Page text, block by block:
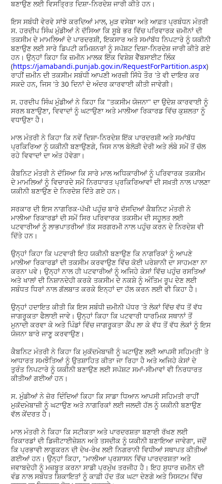
ਬਣਾਉਣ ਲਈ ਵਿਸਤ੍ਰਿਤ ਦਿਸ਼ਾ-ਨਿਰਦੇਸ਼ ਜਾਰੀ ਕੀਤੇ ਹਨ।
ਇਸ ਸਬੰਧੀ ਵੇਰਵੇ ਸਾਂਝੇ ਕਰਦਿਆਂ ਮਾਲ, ਮੁੜ ਵਸੇਬਾ ਅਤੇ ਆਫ਼ਤ ਪ੍ਰਬੰਧਨ ਮੰਤਰੀ
ਸ. ਹਰਦੀਪ ਸਿੰਘ ਮੁੰਡੀਆਂ ਨੇ ਦੱਸਿਆ ਕਿ ਸੂਬੇ ਭਰ ਵਿੱਚ ਪਰਿਵਾਰਕ ਜ਼ਮੀਨਾਂ ਦੀ
ਤਕਸੀਮ ਦੇ ਮਾਮਲਿਆਂ ਦੇ ਪਾਰਦਰਸ਼ੀ, ਇਕਸਾਰ ਅਤੇ ਸਮਾਂਬੱਧ ਨਿਪਟਾਰੇ ਨੂੰ ਯਕੀਨੀ
ਬਣਾਉਣ ਲਈ ਸਾਰੇ ਡਿਪਟੀ ਕਮਿਸ਼ਨਰਾਂ ਨੂੰ ਸਪੱਸ਼ਟ ਦਿਸ਼ਾ-ਨਿਰਦੇਸ਼ ਜਾਰੀ ਕੀਤੇ ਗਏ
ਹਨ। ਉਨ੍ਹਾਂ ਕਿਹਾ ਕਿ ਜ਼ਮੀਨ ਮਾਲਕ ਇੱਕ ਵਿਸ਼ੇਸ਼ ਵੈੱਬਸਾਈਟ ਲਿੰਕ
(https://jamabandi.punjab.gov.in/RequestForPartition.aspx)
ਰਾਹੀਂ ਜ਼ਮੀਨ ਦੀ ਤਕਸੀਮ ਸਬੰਧੀ ਆਪਣੀ ਅਰਜ਼ੀ ਸਿੱਧੇ ਤੌਰ 'ਤੇ ਵੀ ਦਾਇਰ ਕਰ
ਸਕਦੇ ਹਨ, ਜਿਸ 'ਤੇ 30 ਦਿਨਾਂ ਦੇ ਅੰਦਰ ਕਾਰਵਾਈ ਕੀਤੀ ਜਾਵੇਗੀ।
ਸ. ਹਰਦੀਪ ਸਿੰਘ ਮੁੰਡੀਆਂ ਨੇ ਕਿਹਾ ਕਿ "ਤਕਸੀਮ ਯੋਜਨਾ" ਦਾ ਉਦੇਸ਼ ਕਾਰਵਾਈ ਨੂੰ
ਸਰਲ ਬਣਾਉਣਾ, ਵਿਵਾਦਾਂ ਨੂੰ ਘਟਾਉਣਾ ਅਤੇ ਮਾਲੀਆ ਰਿਕਾਰਡ ਵਿੱਚ ਕੁਸ਼ਲਤਾ ਨੂੰ
ਵਧਾਉਣਾ ਹੈ।
ਮਾਲ ਮੰਤਰੀ ਨੇ ਕਿਹਾ ਕਿ ਨਵੇਂ ਦਿਸ਼ਾ-ਨਿਰਦੇਸ਼ ਇੱਕ ਪਾਰਦਰਸ਼ੀ ਅਤੇ ਸਮਾਂਬੱਧ
ਪ੍ਰਕਿਰਿਆ ਨੂੰ ਯਕੀਨੀ ਬਣਾਉਣਗੇ, ਜਿਸ ਨਾਲ ਬੇਲੋੜੀ ਦੇਰੀ ਅਤੇ ਲੰਬੇ ਸਮੇਂ ਤੋਂ ਚੱਲ
ਰਹੇ ਵਿਵਾਦਾਂ ਦਾ ਅੰਤ ਹੋਵੇਗਾ।
ਕੈਬਨਿਟ ਮੰਤਰੀ ਨੇ ਦੱਸਿਆ ਕਿ ਸਾਰੇ ਮਾਲ ਅਧਿਕਾਰੀਆਂ ਨੂੰ ਪਰਿਵਾਰਕ ਤਕਸੀਮ
ਦੇ ਮਾਮਲਿਆਂ ਨੂੰ ਵਿਚਾਰਦੇ ਸਮੇਂ ਨਿਰਧਾਰਤ ਪ੍ਰਕਿਰਿਆਵਾਂ ਦੀ ਸਖ਼ਤੀ ਨਾਲ ਪਾਲਣਾ
ਯਕੀਨੀ ਬਣਾਉਣ ਦੇ ਨਿਰਦੇਸ਼ ਦਿੱਤੇ ਗਏ ਹਨ।
ਸਰਕਾਰ ਦੀ ਇਸ ਨਾਗਰਿਕ-ਪੱਖੀ ਪਹੁੰਚ ਬਾਰੇ ਦੱਸਦਿਆਂ ਕੈਬਨਿਟ ਮੰਤਰੀ ਨੇ
ਮਾਲੀਆ ਰਿਕਾਰਡਾਂ ਦੀ ਸਮੇਂ ਸਿਰ ਪਰਿਵਾਰਕ ਤਕਸੀਮ ਦੀ ਸਹੂਲਤ ਲਈ
ਪਟਵਾਰੀਆਂ ਨੂੰ ਲਾਭਪਾਤਰੀਆਂ ਤੱਕ ਸਰਗਰਮੀ ਨਾਲ ਪਹੁੰਚ ਕਰਨ ਦੇ ਨਿਰਦੇਸ਼ ਵੀ
ਦਿੱਤੇ ਹਨ।
ਉਨ੍ਹਾਂ ਕਿਹਾ ਕਿ ਪਟਵਾਰੀ ਇਹ ਯਕੀਨੀ ਬਣਾਉਣ ਕਿ ਨਾਗਰਿਕਾਂ ਨੂੰ ਆਪਣੇ
ਮਾਲੀਆ ਰਿਕਾਰਡਾਂ ਦੀ ਤਕਸੀਮ ਕਰਵਾਉਣ ਵਿੱਚ ਕੋਈ ਪਰੇਸ਼ਾਨੀ ਦਾ ਸਾਹਮਣਾ ਨਾ
ਕਰਨਾ ਪਵੇ। ਉਨ੍ਹਾਂ ਨਾਲ ਹੀ ਪਟਵਾਰੀਆਂ ਨੂੰ ਅਜਿਹੇ ਕੇਸਾਂ ਵਿੱਚ ਪਹੁੰਚ ਰਸਤਿਆਂ
ਅਤੇ ਖਾਲਾਂ ਦੀ ਨਿਸ਼ਾਨਦੇਹੀ ਕਰਕੇ ਤਕਸੀਮ ਦੇ ਨਕਸ਼ੇ ਨੂੰ ਅੰਤਿਮ ਰੂਪ ਦੇਣ ਲਈ
ਸਬੰਧਤ ਧਿਰਾਂ ਨਾਲ ਗੱਲਬਾਤ ਕਰਕੇ ਇਨ੍ਹਾਂ ਦਾ ਹੱਲ ਕਰਨ ਲਈ ਵੀ ਕਿਹਾ ਹੈ।
ਉਨ੍ਹਾਂ ਹਦਾਇਤ ਕੀਤੀ ਕਿ ਇਸ ਸਬੰਧੀ ਜ਼ਮੀਨੀ ਪੱਧਰ 'ਤੇ ਲੋਕਾਂ ਵਿੱਚ ਵੱਧ ਤੋਂ ਵੱਧ
ਜਾਗਰੂਕਤਾ ਫੈਲਾਈ ਜਾਵੇ। ਉਨ੍ਹਾਂ ਕਿਹਾ ਕਿ ਪਟਵਾਰੀ ਧਾਰਮਿਕ ਸਥਾਨਾਂ ਤੋਂ
ਮੁਨਾਦੀ ਕਰਵਾ ਕੇ ਅਤੇ ਪਿੰਡਾਂ ਵਿੱਚ ਜਾਗਰੂਕਤਾ ਕੈਂਪ ਲਾ ਕੇ ਵੱਧ ਤੋਂ ਵੱਧ ਲੋਕਾਂ ਨੂੰ ਇਸ
ਯੋਜਨਾ ਬਾਰੇ ਜਾਣੂ ਕਰਵਾਉਣ।
ਕੈਬਨਿਟ ਮੰਤਰੀ ਨੇ ਕਿਹਾ ਕਿ ਮੁਕੱਦਮੇਬਾਜ਼ੀ ਨੂੰ ਘਟਾਉਣ ਲਈ ਆਪਸੀ ਸਹਿਮਤੀ' ਤੇ
ਆਧਾਰਤ ਸਮਝੌਤਿਆਂ ਨੂੰ ਉਤਸ਼ਾਹਿਤ ਕੀਤਾ ਜਾ ਰਿਹਾ ਹੈ ਅਤੇ ਅਜਿਹੇ ਕੇਸਾਂ ਦੇ
ਤੁਰੰਤ ਨਿਪਟਾਰੇ ਨੂੰ ਯਕੀਨੀ ਬਣਾਉਣ ਲਈ ਸਪੱਸ਼ਟ ਸਮਾਂ-ਸੀਮਾਵਾਂ ਵੀ ਨਿਰਧਾਰਤ
ਕੀਤੀਆਂ ਗਈਆਂ ਹਨ।
ਸ. ਮੁੰਡੀਆਂ ਨੇ ਜ਼ੋਰ ਦਿੰਦਿਆਂ ਕਿਹਾ ਕਿ ਸਾਡਾ ਧਿਆਨ ਆਪਸੀ ਸਹਿਮਤੀ ਰਾਹੀਂ
ਮੁਕੱਦਮੇਬਾਜ਼ੀ ਨੂੰ ਘਟਾਉਣ ਅਤੇ ਨਾਗਰਿਕਾਂ ਲਈ ਜਲਦੀ ਹੱਲ ਨੂੰ ਯਕੀਨੀ ਬਣਾਉਣ
ਵੱਲ ਕੇਂਦਰਤ ਹੈ।
ਮਾਲ ਮੰਤਰੀ ਨੇ ਕਿਹਾ ਕਿ ਸਟੀਕਤਾ ਅਤੇ ਪਾਰਦਰਸ਼ਤਾ ਬਣਾਈ ਰੱਖਣ ਲਈ
ਰਿਕਾਰਡਾਂ ਦੀ ਡਿਜੀਟਾਈਜ਼ੇਸ਼ਨ ਅਤੇ ਤਸਦੀਕ ਨੂੰ ਯਕੀਨੀ ਬਣਾਇਆ ਜਾਵੇਗਾ, ਜਦੋਂ
ਕਿ ਪ੍ਰਭਾਵੀ ਲਾਗੂਕਰਨ ਦੀ ਦੇਖ-ਰੇਖ ਲਈ ਨਿਗਰਾਨੀ ਵਿਧੀਆਂ ਸਥਾਪਤ ਕੀਤੀਆਂ
ਗਈਆਂ ਹਨ। ਉਨ੍ਹਾਂ ਕਿਹਾ, "ਮਾਲੀਆ ਪ੍ਰਸ਼ਾਸਨ ਵਿੱਚ ਪਾਰਦਰਸ਼ਤਾ ਅਤੇ
ਜਵਾਬਦੇਹੀ ਨੂੰ ਮਜ਼ਬੂਤ ਕਰਨਾ ਸਾਡੀ ਪ੍ਰਮੁੱਖ ਤਰਜੀਹ ਹੈ। ਇਹ ਸੁਧਾਰ ਜ਼ਮੀਨ ਦੀ
ਵੰਡ ਨਾਲ ਸਬੰਧਤ ਸ਼ਿਕਾਇਤਾਂ ਨੂੰ ਕਾਫ਼ੀ ਹੱਦ ਤੱਕ ਘਟਾ ਦੇਣਗੇ ਅਤੇ ਸਿਸਟਮ ਵਿੱਚ